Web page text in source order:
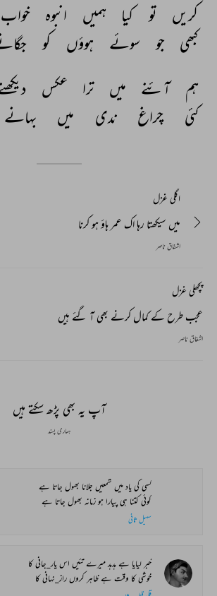
کریں
تو کیا ہمیں انبوہ خواب
کبھی
جو سوئے ہوؤں کو
ہم
آئنے میں ترا عکس
کئی
چراغ ندی میں بہانے
اگلی غزل
میں سیکھتا رہا اک عمر ہاؤ ہو کرنا
اشفاق ناصر
پچھلی غزل
عجب طرح کے کمال کرنے بھی آ گئے ہیں
اشفاق ناصر
آپ یہ بھی پڑھ سکتے ہیں
ہماری پسند
کسی کی یاد میں شمعیں جلانا بھول جاتا ہے
کوئی کتنا ہی پیارا ہو زمانہ بھول جاتا ہے
سہیل ثانی
خبر لیایا ہے ہدہد میرے تئیں اس یار_جانی کا
خوشی کا وقت ہے ظاہر کروں راز_نہانی کا